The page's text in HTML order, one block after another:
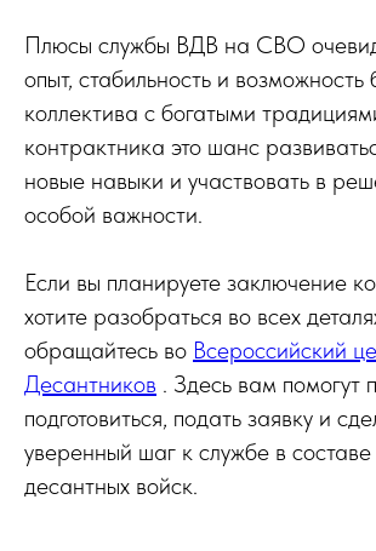
Плюсы службы ВДВ на СВО
опыт, стабильность и возможность
коллектива с богатыми
контрактника это шанс
новые навыки и участвовать в
особой важности.
Если вы планируете заключение
хотите разобраться во всех
обращайтесь во Всероссийский
Десантников . Здесь вам помогут
подготовиться, подать заявку и
уверенный шаг к службе в
десантных войск.